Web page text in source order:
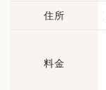
住所
料金